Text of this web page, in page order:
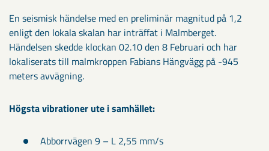
En seismisk händelse med en preliminär magnitud på 1,2
enligt den lokala skalan har inträffat i Malmberget.
Händelsen skedde klockan 02.10 den 8 Februari och har
lokaliserats till malmkroppen Fabians Hängvägg på -945
meters avvägning.
Högsta vibrationer ute i samhället:
Abborrvägen 9 – L 2,55 mm/s